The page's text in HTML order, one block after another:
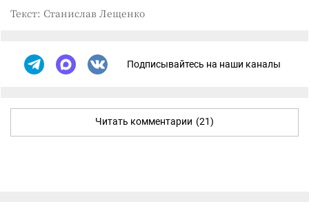
Текст: Станислав Лещенко
Подписывайтесь на наши каналы
Читать комментарии (21)